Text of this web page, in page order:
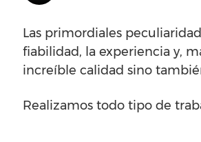
Las primordiales
fiabilidad, la experiencia y,
increíble calidad sino
Realizamos todo tipo de